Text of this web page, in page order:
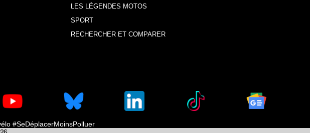
LES LÉGENDES MOTOS
SPORT
RECHERCHER ET COMPARER
#SeDéplacerMoinsPolluer